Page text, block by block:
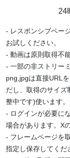
24
- レスポンシブペー
お試しください。
- 動画は原則取得不
- 一部の非ストリー
png,jpgは直接URL
だし、取得のサイズ
整中です)使います。
- ログインが必要に
場合があります。X
- フレームページを
指定し保存してくだ